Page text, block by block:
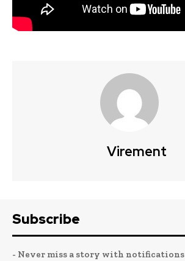
Virement
Subscribe
- Never miss a story with notifications